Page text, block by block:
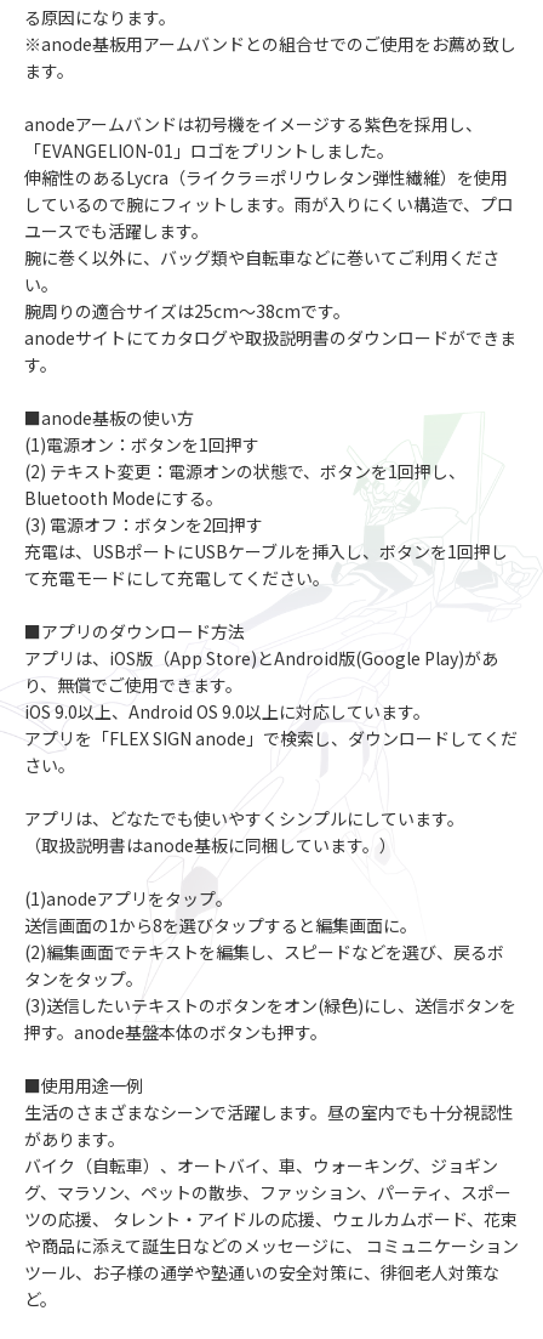
る原因になります。
※anode基板用アームバンドとの組合せでのご使用をお薦め致し
ます。
anodeアームバンドは初号機をイメージする紫色を採用し、
「EVANGELION-01」ロゴをプリントしました。
伸縮性のあるLycra（ライクラ＝ポリウレタン弾性繊維）を使用
しているので腕にフィットします。雨が入りにくい構造で、プロ
ユースでも活躍します。
腕に巻く以外に、バッグ類や自転車などに巻いてご利用くださ
い。
腕周りの適合サイズは25cm～38cmです。
anodeサイトにてカタログや取扱説明書のダウンロードができま
す。
■anode基板の使い方
(1)電源オン：ボタンを1回押す
(2) テキスト変更：電源オンの状態で、ボタンを1回押し、
Bluetooth Modeにする。
(3) 電源オフ：ボタンを2回押す
充電は、USBポートにUSBケーブルを挿入し、ボタンを1回押し
て充電モードにして充電してください。
■アプリのダウンロード方法
アプリは、iOS版（App Store)とAndroid版(Google Play)があ
り、無償でご使用できます。
iOS 9.0以上、Android OS 9.0以上に対応しています。
アプリを「FLEX SIGN anode」で検索し、ダウンロードしてくだ
さい。
アプリは、どなたでも使いやすくシンプルにしています。
（取扱説明書はanode基板に同梱しています。）
(1)anodeアプリをタップ。
送信画面の1から8を選びタップすると編集画面に。
(2)編集画面でテキストを編集し、スピードなどを選び、戻るボ
タンをタップ。
(3)送信したいテキストのボタンをオン(緑色)にし、送信ボタンを
押す。anode基盤本体のボタンも押す。
■使用用途一例
生活のさまざまなシーンで活躍します。昼の室内でも十分視認性
があります。
バイク（自転車）、オートバイ、車、ウォーキング、ジョギン
グ、マラソン、ペットの散歩、ファッション、パーティ、スポー
ツの応援、 タレント・アイドルの応援、ウェルカムボード、花束
や商品に添えて誕生日などのメッセージに、 コミュニケーション
ツール、お子様の通学や塾通いの安全対策に、徘徊老人対策な
ど。